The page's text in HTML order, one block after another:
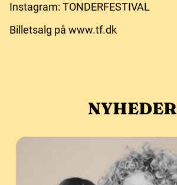
Instagram: TONDERFESTIVAL
Billetsalg på www.tf.dk
NYHEDER